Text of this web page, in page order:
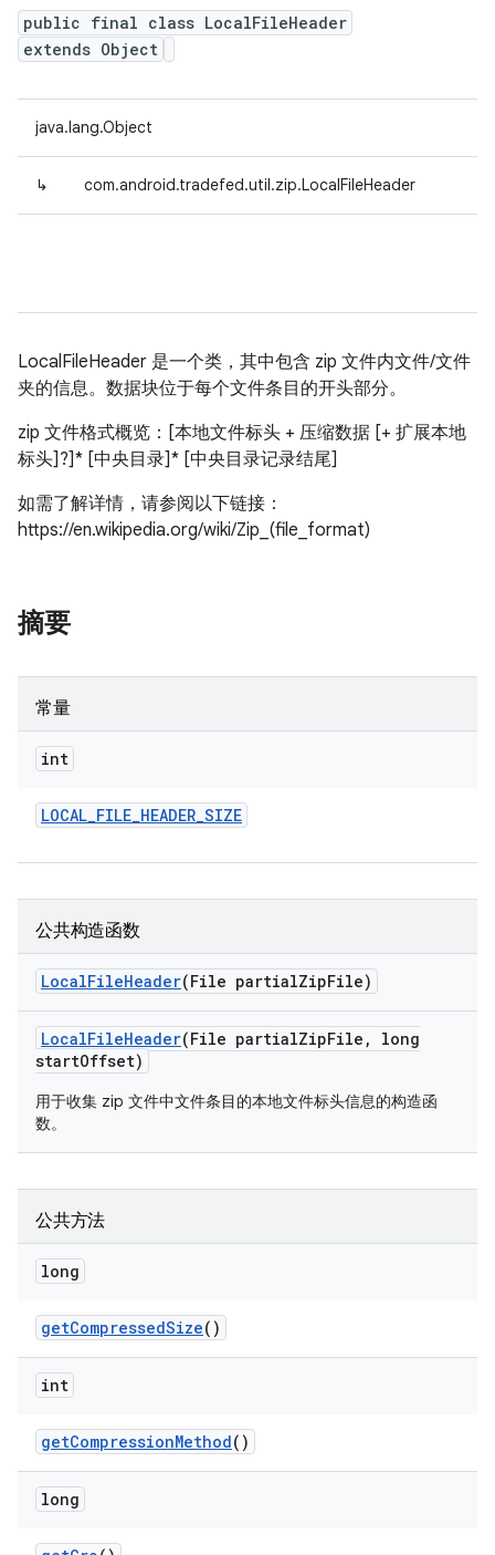
public final class LocalFileHeader
extends Object
java.lang.Object
↳ com.android.tradefed.util.zip.LocalFileHeader
LocalFileHeader 是一个类，其中包含 zip 文件内文件/文件
夹的信息。数据块位于每个文件条目的开头部分。
zip 文件格式概览：[本地文件标头 + 压缩数据 [+ 扩展本地
标头]?]* [中央目录]* [中央目录记录结尾]
如需了解详情，请参阅以下链接：
https://en.wikipedia.org/wiki/Zip_(file_format)
摘要
常量
int
LOCAL_FILE_HEADER_SIZE
公共构造函数
LocalFileHeader(File partialZipFile)
LocalFileHeader(File partialZipFile ,
long
startOffset)
用于收集 zip 文件中文件条目的本地文件标头信息的构造函
数。
公共方法
long
getCompressedSize()
int
getCompressionMethod()
long